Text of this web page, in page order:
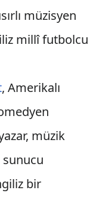
müzisyen
millî futbolcu
, Amerikalı
müzik
bir